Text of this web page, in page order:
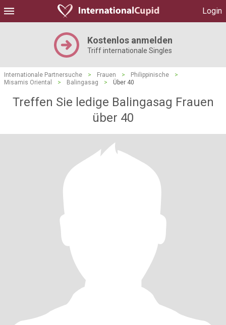
Login
Kostenlos anmelden
Triff internationale Singles
Internationale Partnersuche > Frauen > Philippinische
>
Misamis Oriental
> Balingasag > Über 40
Treffen Sie ledige Balingasag Frauen
über 40